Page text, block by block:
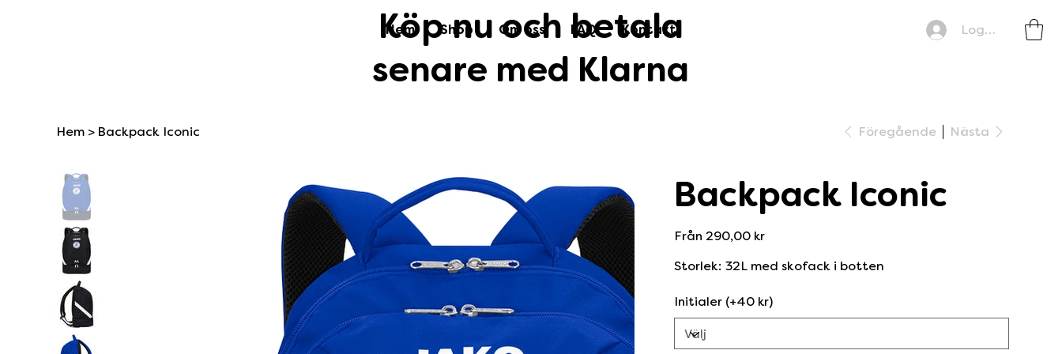
Köp nu och betala
senare med Klarna
Hem Shop Om oss FAQ Kontakt Logga in
Hem > Backpack Iconic Föregående Nästa
Backpack Iconic
Från Pris
290,00 kr
Storlek: 32L med skofack i botten
Initialer (+40 kr)